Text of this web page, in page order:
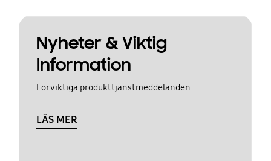
Nyheter & Viktig
Information
För viktiga produkttjänstmeddelanden
LÄS MER